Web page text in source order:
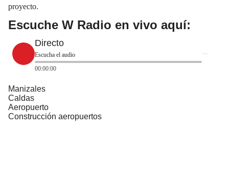
proyecto.
Escuche W Radio en vivo aquí:
Directo
Escucha el audio
00:00:00
Manizales
Caldas
Aeropuerto
Construcción aeropuertos